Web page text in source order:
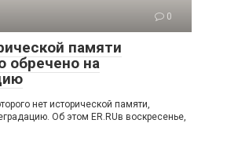
0
памяти
обречено на
нет исторической памяти,
Об этом ER.RUв воскресенье,